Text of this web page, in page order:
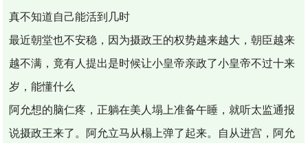
真不知道自己能活到几时
最近朝堂也不安稳，因为摄政王的权势越来越大，朝臣越来
越不满，竟有人提出是时候让小皇帝亲政了小皇帝不过十来
岁，能懂什么
阿允想的脑仁疼，正躺在美人塌上准备午睡，就听太监通报
说摄政王来了。阿允立马从榻上弹了起来。自从进宫，阿允